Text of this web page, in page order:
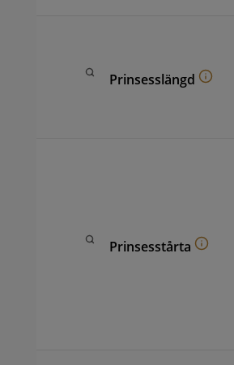
Prinsesslängd
Prinsesstårta